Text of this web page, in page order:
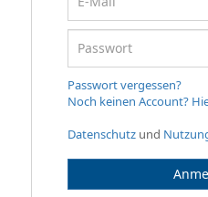
Passwort vergessen?
Noch keinen Account?
Datenschutz und